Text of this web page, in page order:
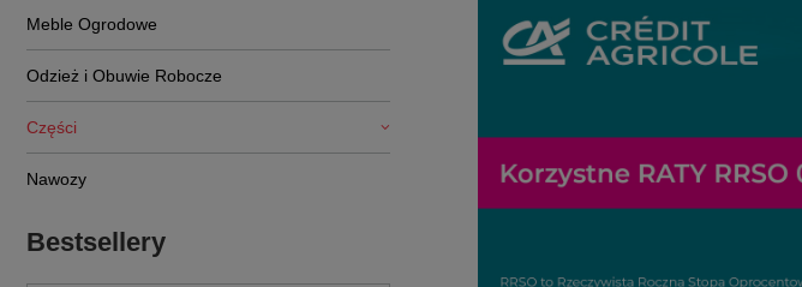
Meble Ogrodowe
Odzież i Obuwie Robocze
Części
Nawozy
Bestsellery